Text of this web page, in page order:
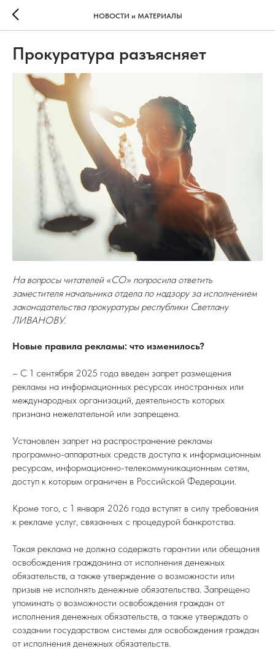
НОВОСТИ и МАТЕРИАЛЫ
Прокуратура разъясняет
На вопросы читателей «СО» попросила ответить
заместителя начальника отдела по надзору за исполнением
законодательства прокуратуры республики Светлану
ЛИВАНОВУ.
Новые правила рекламы: что изменилось?
– С 1 сентября 2025 года введен запрет размещения
рекламы на информационных ресурсах иностранных или
международных организаций, деятельность которых
признана нежелательной или запрещена.
Установлен запрет на распространение рекламы
программно-аппаратных средств доступа к информационным
ресурсам, информационно-телекоммуникационным сетям,
доступ к которым ограничен в Российской Федерации.
Кроме того, с 1 января 2026 года вступят в силу требования
к рекламе услуг, связанных с процедурой банкротства.
Такая реклама не должна содержать гарантии или обещания
освобождения гражданина от исполнения денежных
обязательств, а также утверждение о возможности или
призыв не исполнять денежные обязательства. Запрещено
упоминать о возможности освобождения граждан от
исполнения денежных обязательств, а также утверждать о
создании государством системы для освобождения граждан
от исполнения денежных обязательств.